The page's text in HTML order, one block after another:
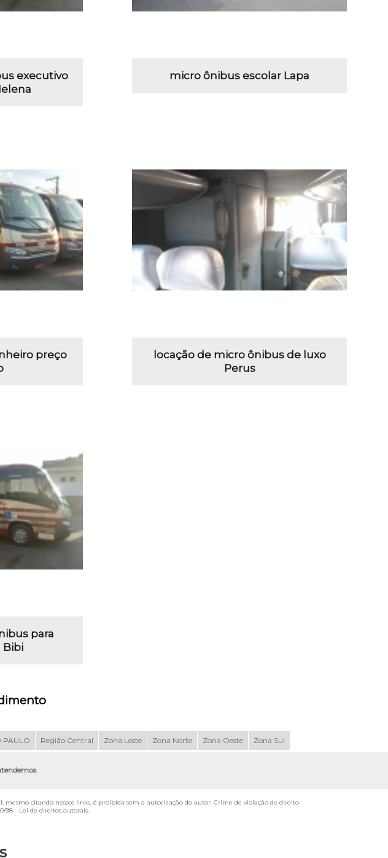
executivo
micro ônibus escolar Lapa
preço
locação de micro ônibus de luxo
Perus
para
Bibi
PAULO Região Central Zona Leste Zona Norte Zona Oeste Zona Sul
mesmo citando nossos links, é proibida sem a autorização do autor. Crime de violação de direito
98 - Lei de direitos autorais.